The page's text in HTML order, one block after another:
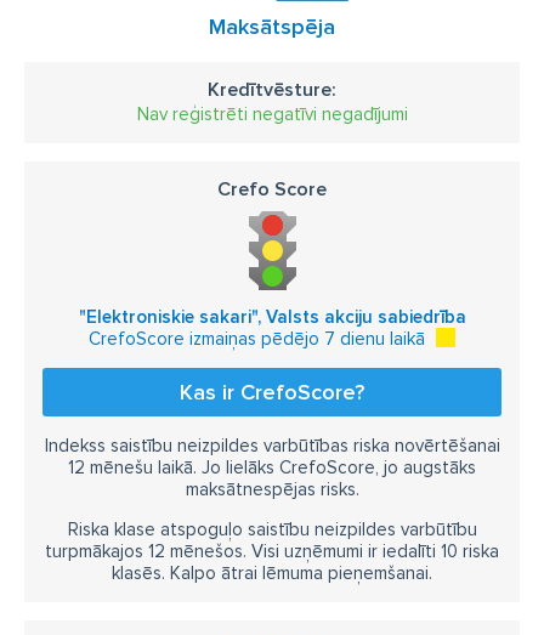
Maksātspēja
Kredītvēsture:
Nav reģistrēti negatīvi negadījumi
Crefo Score
"Elektroniskie sakari", Valsts akciju sabiedrība
CrefoScore izmaiņas pēdējo 7 dienu laikā
Kas ir CrefoScore?
Indekss saistību neizpildes varbūtības riska novērtēšanai
12 mēnešu laikā. Jo lielāks CrefoScore, jo augstāks
maksātnespējas risks.
Riska klase atspoguļo saistību neizpildes varbūtību
turpmākajos 12 mēnešos. Visi uzņēmumi ir iedalīti 10 riska
klasēs. Kalpo ātrai lēmuma pieņemšanai.